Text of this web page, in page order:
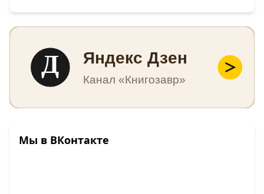
Д Яндекс Дзен
Канал «Книгозавр»
Мы в ВКонтакте